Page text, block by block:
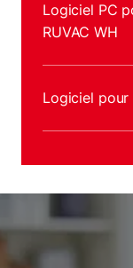
Logiciel PC
RUVAC WH
Logiciel pour